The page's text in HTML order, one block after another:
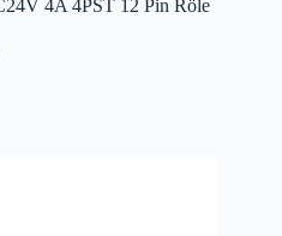
4A 4PST 12 Pin Röle